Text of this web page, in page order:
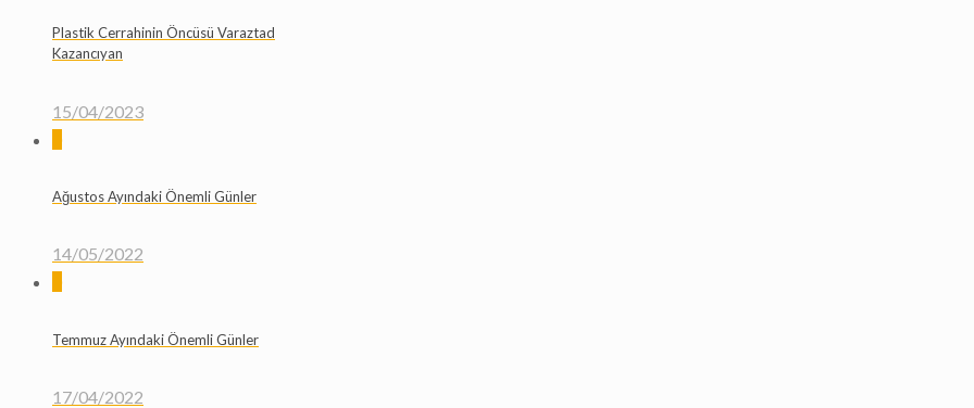
Plastik Cerrahinin Öncüsü Varaztad
Kazancıyan
15/04/2023
Ağustos Ayındaki Önemli Günler
14/05/2022
Temmuz Ayındaki Önemli Günler
17/04/2022